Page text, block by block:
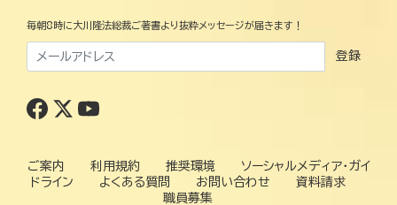
毎朝8時に大川隆法総裁ご著書より抜粋メッセージが届きます！
登録
ご案内 利用規約 推奨環境
ソーシャルメディア・ガイ
ドライン
よくある質問 お問い合わせ
資料請求
職員募集